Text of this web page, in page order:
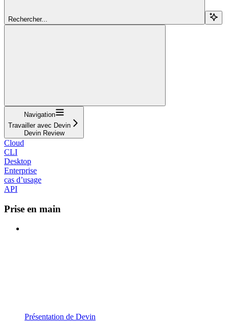
Rechercher...
Navigation
Travailler avec Devin
Devin Review
Cloud
CLI
Desktop
Enterprise
cas d’usage
API
Prise en main
Présentation de Devin